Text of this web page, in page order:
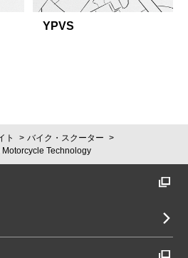
YPVS
ト
バイク・スクーター
Motorcycle Technology